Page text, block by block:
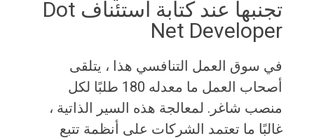
تجنبها عند كتابة استئناف Dot
Net Developer
في سوق العمل التنافسي هذا ، يتلقى
أصحاب العمل ما معدله 180 طلبًا لكل
منصب شاغر. لمعالجة هذه السير الذاتية ،
غالبًا ما تعتمد الشركات على أنظمة تتبع